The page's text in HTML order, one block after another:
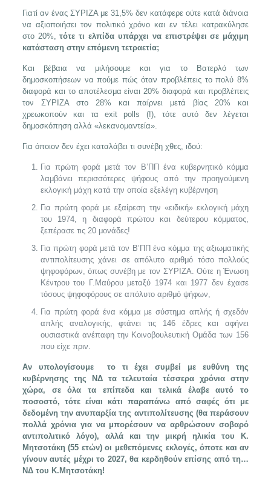
Γιατί αν ένας ΣΥΡΙΖΑ με 31,5% δεν κατάφερε ούτε κατά διάνοια
να αξιοποιήσει τον πολιτικό χρόνο και εν τέλει κατρακύλησε
στο 20%,τότε τι ελπίδα υπάρχει να επιστρέψει σε μάχιμη
κατάσταση στην επόμενη τετραετία;
Και βέβαια να μιλήσουμε και για το Βατερλό των
δημοσκοπήσεων να πούμε πώς όταν προβλέπεις το πολύ 8%
διαφορά και το αποτέλεσμα είναι 20% διαφορά και προβλέπεις
τον ΣΥΡΙΖΑ στο 28% και παίρνει μετά βίας 20% και
χρεωκοπούν και τα exit polls (!), τότε αυτό δεν λέγεται
δημοσκόπηση αλλά «λεκανομαντεία».
Για όποιον δεν έχει καταλάβει τι συνέβη χθες, ιδού:
Για πρώτη φορά μετά τον Β’ΠΠ ένα κυβερνητικό κόμμα
λαμβάνει περισσότερες ψήφους από την προηγούμενη
εκλογική μάχη κατά την οποία εξελέγη κυβέρνηση
Για πρώτη φορά με εξαίρεση την «ειδική» εκλογική μάχη
του 1974, η διαφορά πρώτου και δεύτερου κόμματος,
ξεπέρασε τις 20 μονάδες!
Για πρώτη φορά μετά τον Β’ΠΠ ένα κόμμα της αξιωματικής
αντιπολίτευσης χάνει σε απόλυτο αριθμό τόσο πολλούς
ψηφοφόρων, όπως συνέβη με τον ΣΥΡΙΖΑ. Ούτε η Ένωση
Κέντρου του Γ.Μαύρου μεταξύ 1974 και 1977 δεν έχασε
τόσους ψηφοφόρους σε απόλυτο αριθμό ψήφων,
Για πρώτη φορά ένα κόμμα με σύστημα απλής ή σχεδόν
απλής αναλογικής, φτάνει τις 146 έδρες και αφήνει
ουσιαστικά ανέπαφη την Κοινοβουλευτική Ομάδα των 156
που είχε πριν.
Αν υπολογίσουμε το τι έχει συμβεί με ευθύνη της
κυβέρνησης της ΝΔ τα τελευταία τέσσερα χρόνια στην
χώρα, σε όλα τα επίπεδα και τελικά έλαβε αυτό το
ποσοστό, τότε είναι κάτι παραπάνω από σαφές ότι με
δεδομένη την ανυπαρξία της αντιπολίτευσης (θα περάσουν
πολλά χρόνια για να μπορέσουν να αρθρώσουν σοβαρό
αντιπολιτικό λόγο), αλλά και την μικρή ηλικία του Κ.
Μητσοτάκη (55 ετών) οι μεθεπόμενες εκλογές, όποτε και αν
γίνουν αυτές μέχρι το 2027, θα κερδηθούν επίσης από τη…
ΝΔ του Κ.Μητσοτάκη!